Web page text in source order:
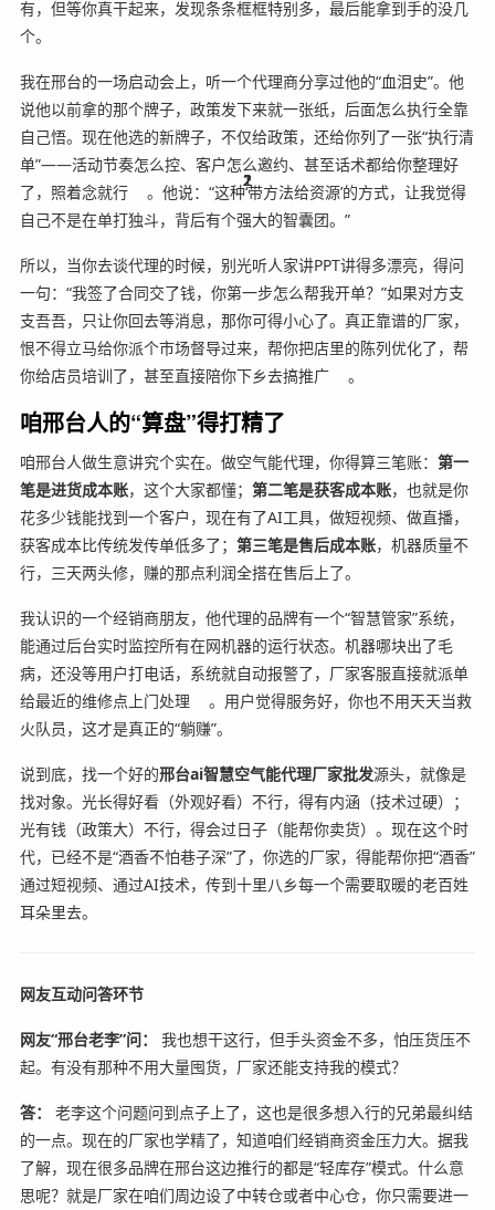
1
2
2
有，但等你真干起来，发现条条框框特别多，最后能拿到手的没几
个。
我在邢台的一场启动会上，听一个代理商分享过他的“血泪史”。他
说他以前拿的那个牌子，政策发下来就一张纸，后面怎么执行全靠
自己悟。现在他选的新牌子，不仅给政策，还给你列了一张“执行清
单”——活动节奏怎么控、客户怎么邀约、甚至话术都给你整理好
了，照着念就行
2
。他说：“这种‘带方法给资源’的方式，让我觉得
自己不是在单打独斗，背后有个强大的智囊团。”
所以，当你去谈代理的时候，别光听人家讲PPT讲得多漂亮，得问
一句：“我签了合同交了钱，你第一步怎么帮我开单？”如果对方支
支吾吾，只让你回去等消息，那你可得小心了。真正靠谱的厂家，
恨不得立马给你派个市场督导过来，帮你把店里的陈列优化了，帮
你给店员培训了，甚至直接陪你下乡去搞推广
2
。
咱邢台人的“算盘”得打精了
咱邢台人做生意讲究个实在。做空气能代理，你得算三笔账： 第一
笔是进货成本账，这个大家都懂； 第二笔是获客成本账，也就是你
花多少钱能找到一个客户，现在有了AI工具，做短视频、做直播，
获客成本比传统发传单低多了； 第三笔是售后成本账，机器质量不
行，三天两头修，赚的那点利润全搭在售后上了。
我认识的一个经销商朋友，他代理的品牌有一个“智慧管家”系统，
能通过后台实时监控所有在网机器的运行状态。机器哪块出了毛
病，还没等用户打电话，系统就自动报警了，厂家客服直接就派单
给最近的维修点上门处理
1
。用户觉得服务好，你也不用天天当救
火队员，这才是真正的“躺赚”。
说到底，找一个好的邢台ai智慧空气能代理厂家批发源头，就像是
找对象。光长得好看（外观好看）不行，得有内涵（技术过硬）；
光有钱（政策大）不行，得会过日子（能帮你卖货）。现在这个时
代，已经不是“酒香不怕巷子深”了，你选的厂家，得能帮你把“酒香”
通过短视频、通过AI技术，传到十里八乡每一个需要取暖的老百姓
耳朵里去。
网友互动问答环节
网友“邢台老李”问：
我也想干这行，但手头资金不多，怕压货压不
起。有没有那种不用大量囤货，厂家还能支持我的模式？
答：
老李这个问题问到点子上了，这也是很多想入行的兄弟最纠结
的一点。现在的厂家也学精了，知道咱们经销商资金压力大。据我
了解，现在很多品牌在邢台这边推行的都是“轻库存”模式。什么意
思呢？就是厂家在咱们周边设了中转仓或者中心仓，你只需要进一
2